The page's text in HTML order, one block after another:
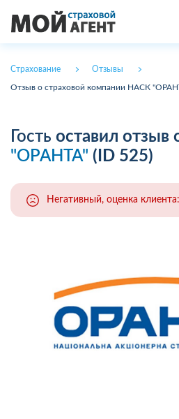
Страхование Отзывы
Отзыв о страховой компании НАСК
Гость оставил отзыв
"ОРАНТА" (ID 525)
Негативный, оценка